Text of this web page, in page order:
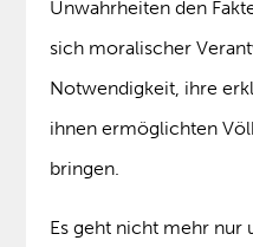
Unwahrheiten den
sich moralischer
Notwendigkeit, ihre
ihnen ermöglichten
bringen.
Es geht nicht mehr nur